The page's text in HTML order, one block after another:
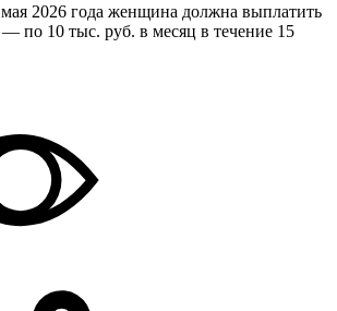
2026 года женщина должна выплатить
по 10 тыс. руб. в месяц в течение 15